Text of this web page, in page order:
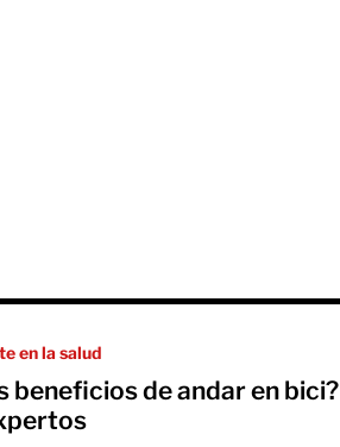
en la salud
beneficios de andar en bici?